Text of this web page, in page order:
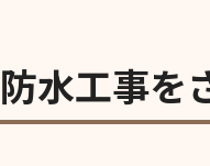
水工事を